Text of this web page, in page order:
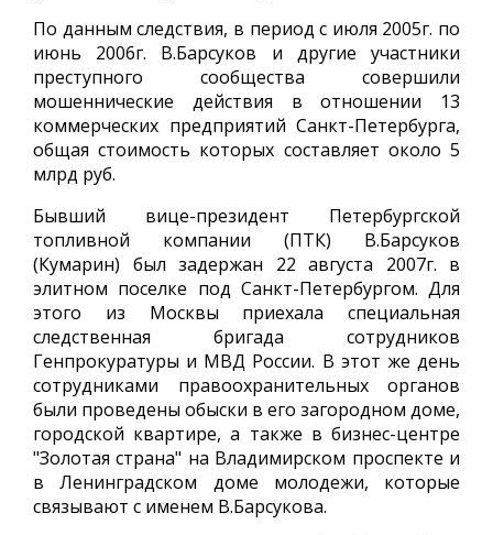
По данным следствия, в период с июля 2005г. по
июнь 2006г. В.Барсуков и другие участники
преступного сообщества совершили
мошеннические действия в отношении 13
коммерческих предприятий Санкт-Петербурга,
общая стоимость которых составляет около 5
млрд руб.
Бывший вице-президент Петербургской
топливной компании (ПТК) В.Барсуков
(Кумарин) был задержан 22 августа 2007г. в
элитном поселке под Санкт-Петербургом. Для
этого из Москвы приехала специальная
следственная бригада сотрудников
Генпрокуратуры и МВД России. В этот же день
сотрудниками правоохранительных органов
были проведены обыски в его загородном доме,
городской квартире, а также в бизнес-центре
"Золотая страна" на Владимирском проспекте и
в Ленинградском доме молодежи, которые
связывают с именем В.Барсукова.